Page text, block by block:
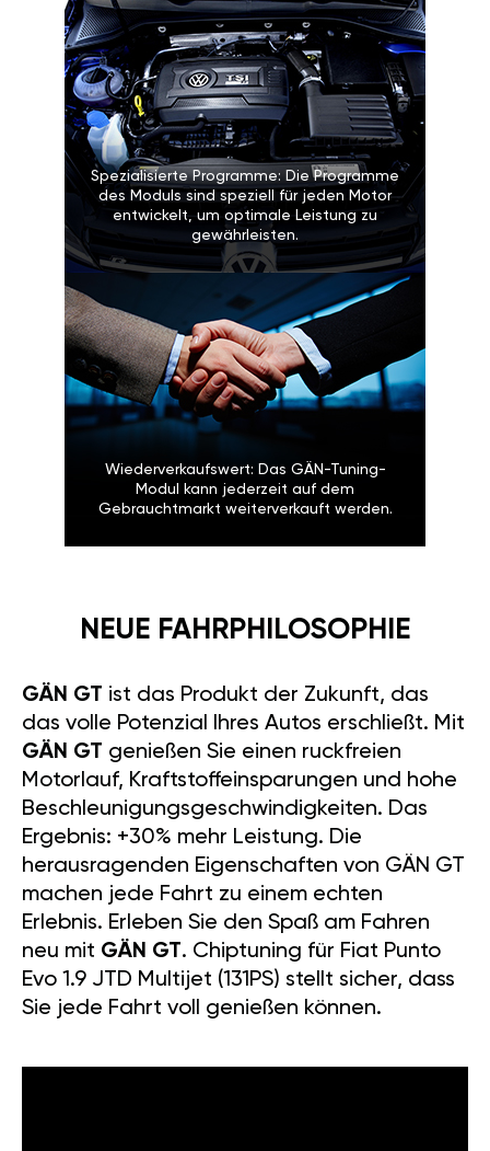
Spezialisierte Programme: Die Programme
des Moduls sind speziell für jeden Motor
entwickelt, um optimale Leistung zu
gewährleisten.
Wiederverkaufswert: Das GÄN-Tuning-
Modul kann jederzeit auf dem
Gebrauchtmarkt weiterverkauft werden.
NEUE FAHRPHILOSOPHIE
GÄN GT ist das Produkt der Zukunft, das
das volle Potenzial Ihres Autos erschließt. Mit
GÄN GT genießen Sie einen ruckfreien
Motorlauf, Kraftstoffeinsparungen und hohe
Beschleunigungsgeschwindigkeiten. Das
Ergebnis: +30% mehr Leistung. Die
herausragenden Eigenschaften von GÄN GT
machen jede Fahrt zu einem echten
Erlebnis. Erleben Sie den Spaß am Fahren
neu mit GÄN GT. Chiptuning für Fiat Punto
Evo 1.9 JTD Multijet (131PS) stellt sicher, dass
Sie jede Fahrt voll genießen können.